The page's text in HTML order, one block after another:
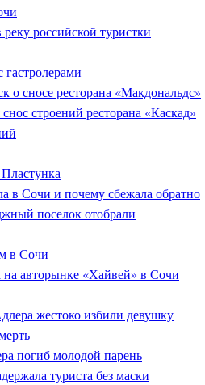
российской туристки
о сносе ресторана «Макдональдс»
строений ресторана «Каскад»
в Сочи и почему сбежала обратно
поселок отобрали
в Сочи
на авторынке «Хайвей» в Сочи
жестоко избили девушку
погиб молодой парень
туриста без маски